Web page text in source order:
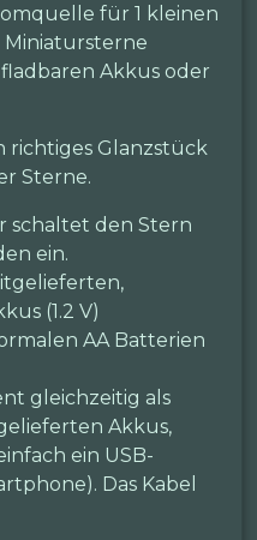
für 1 kleinen
Miniatursterne
Akkus oder
richtiges Glanzstück
Sterne.
schaltet den Stern
ein.
(1.2 V)
AA Batterien
gleichzeitig als
Akkus,
ein USB-
Das Kabel